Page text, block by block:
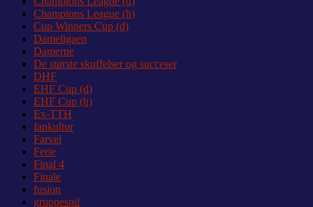
Champions League (h)
Cup Winners Cup (d)
Dameligaen
Damerne
De største skuffelser og succeser
DHF
EHF Cup (d)
EHF Cup (h)
Ex-TTH
fankultur
Farvel
Ferie
Final 4
Finale
fusion
gruppespil